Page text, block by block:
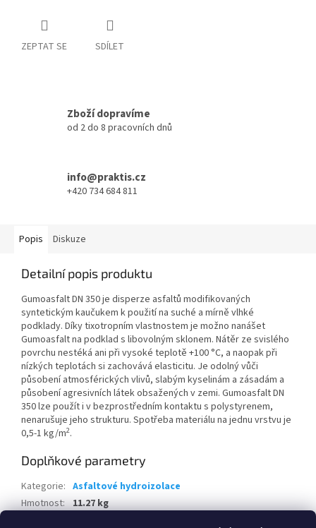
ZEPTAT SE SDÍLET
Zboží dopravíme
od 2 do 8 pracovních dnů
info@praktis.cz
+420 734 684 811
Popis Diskuze
Detailní popis produktu
Gumoasfalt DN 350 je disperze asfaltů modifikovaných
syntetickým kaučukem k použití na suché a mírně vlhké
podklady. Díky tixotropním vlastnostem je možno nanášet
Gumoasfalt na podklad s libovolným sklonem. Nátěr ze svislého
povrchu nestéká ani při vysoké teplotě +100 °C, a naopak při
nízkých teplotách si zachovává elasticitu. Je odolný vůči
působení atmosférických vlivů, slabým kyselinám a zásadám a
působení agresivních látek obsažených v zemi. Gumoasfalt DN
350 lze použít i v bezprostředním kontaktu s polystyrenem,
nenarušuje jeho strukturu. Spotřeba materiálu na jednu vrstvu je
0,5-1 kg/m2.
Doplňkové parametry
Kategorie: Asfaltové hydroizolace
Hmotnost: 11.27 kg